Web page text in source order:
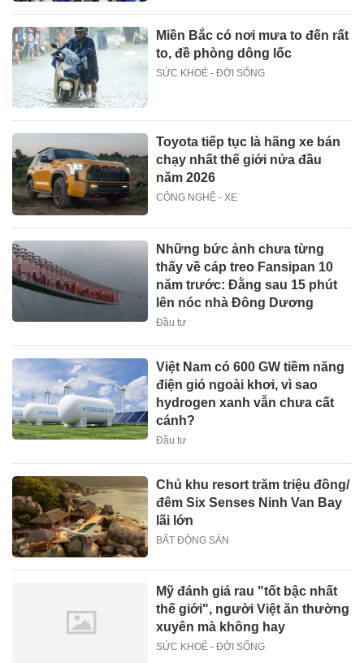
Miền Bắc có nơi mưa to đến rất
to, đề phòng dông lốc
SỨC KHOẺ - ĐỜI SỐNG
Toyota tiếp tục là hãng xe bán
chạy nhất thế giới nửa đầu
năm 2026
CÔNG NGHỆ - XE
Những bức ảnh chưa từng
thấy về cáp treo Fansipan 10
năm trước: Đằng sau 15 phút
lên nóc nhà Đông Dương
Đầu tư
Việt Nam có 600 GW tiềm năng
điện gió ngoài khơi, vì sao
hydrogen xanh vẫn chưa cất
cánh?
Đầu tư
Chủ khu resort trăm triệu đồng/
đêm Six Senses Ninh Van Bay
lãi lớn
BẤT ĐỘNG SẢN
Mỹ đánh giá rau "tốt bậc nhất
thế giới", người Việt ăn thường
xuyên mà không hay
SỨC KHOẺ - ĐỜI SỐNG